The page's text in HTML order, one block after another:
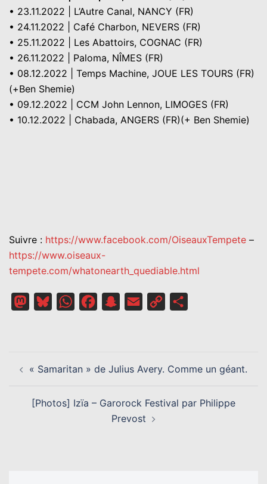
• 23.11.2022 | L’Autre Canal, NANCY (FR)
• 24.11.2022 | Café Charbon, NEVERS (FR)
• 25.11.2022 | Les Abattoirs, COGNAC (FR)
• 26.11.2022 | Paloma, NÎMES (FR)
• 08.12.2022 | Temps Machine, JOUE LES TOURS (FR)
(+Ben Shemie)
• 09.12.2022 | CCM John Lennon, LIMOGES (FR)
​• 10.12.2022 | Chabada, ANGERS (FR)(+ Ben Shemie)
Suivre : https://www.facebook.com/OiseauxTempete –
https://www.oiseaux-
tempete.com/whatonearth_quediable.html
MastodonBlueskyWhatsAppFacebookSnapchat
Email
Copy
D’ARTICLE
« Samaritan » de Julius Avery. Comme un géant.
[Photos] Izïa – Garorock Festival par Philippe
Prevost